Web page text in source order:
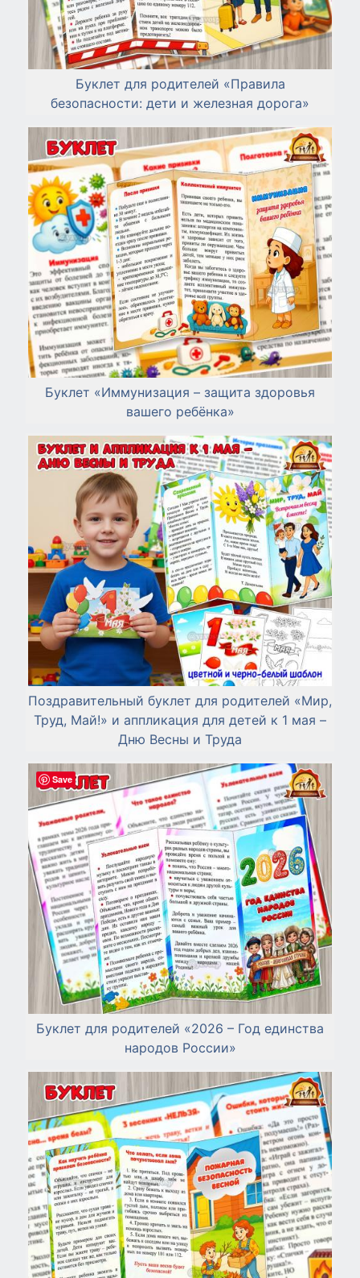
Буклет для родителей «Правила
безопасности: дети и железная дорога»
Буклет «Иммунизация – защита здоровья
вашего ребёнка»
Поздравительный буклет для родителей «Мир,
Труд, Май!» и аппликация для детей к 1 мая –
Дню Весны и Труда
Буклет для родителей «2026 – Год единства
народов России»
Save